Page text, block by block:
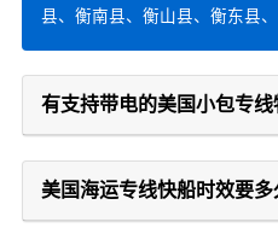
县、衡南县、衡山县、衡东县
有支持带电的美国小包专
美国海运专线快船时效要多